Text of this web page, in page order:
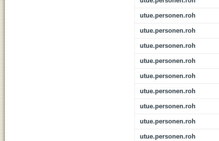
utue.personen.roh
utue.personen.roh
utue.personen.roh
utue.personen.roh
utue.personen.roh
utue.personen.roh
utue.personen.roh
utue.personen.roh
utue.personen.roh